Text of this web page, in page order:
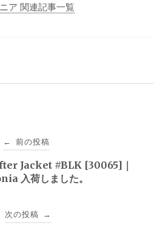
ア 関連記事一覧
← 前の投稿
Jacket #BLK [30065]｜
入荷しました。
次の投稿 →